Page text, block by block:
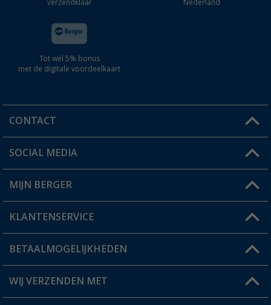
verzendklaar
Nederland
Tot wel 5% bonus
met de digitale voordeelkaart
CONTACT
Een vraag?
Winkel vinden
SOCIAL MEDIA
MIJN BERGER
Mijn account
Status bestelling
Verlanglijstje
KLANTENSERVICE
FAQ & Contact
Verzendinformatie
BETAALMOGELIJKHEDEN
WIJ VERZENDEN MET